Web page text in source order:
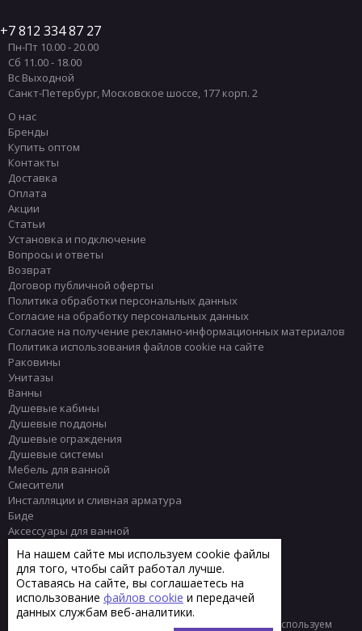
7 812 334 87 27
Пн-Пт 10.00 - 20.00
Сб 11.00 - 18.00
Вс Выходной
Санкт-Петербург Московское шоссе, 177 корп. 2
О нас
Бренды
Купить оптом
Контакты
Доставка
Оплата
Акции
Статьи
Установка и подключение
Вопросы и ответы
Возврат
Договор публичной оферты
Политика обработки персональных данных
Согласие на обработку персональных данных
Согласие на получение рекламно-информационных материалов
Политика использования файлов cookie на сайте
Раковины
Унитазы
Ванны
Душевые кабины
Душевые поддоны
Душевые ограждения
Душевые системы
Мебель для ванной
Смесители
Инсталляции и сливная арматура
Биде
Аксессуары для ванной
Полотенцесушители
Комплектующие
Плитка
© 2013 - 2026 Интернет-магазин сантехники Тренд Мы используем
На нашем сайте мы используем cookie файлы
для того, чтобы сайт работал лучше.
Оставаясь на сайте, вы соглашаетесь на
использование файлов cookie и передачей
данных службам веб-аналитики.